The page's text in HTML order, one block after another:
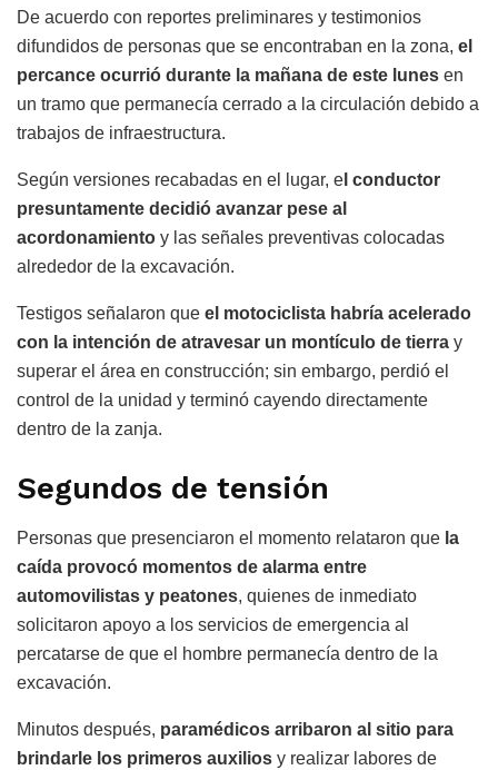
De acuerdo con reportes preliminares y testimonios
difundidos de personas que se encontraban en la zona, el
percance ocurrió durante la mañana de este lunes en
un tramo que permanecía cerrado a la circulación debido a
trabajos de infraestructura.
Según versiones recabadas en el lugar, e l conductor
presuntamente decidió avanzar pese al
acordonamiento y las señales preventivas colocadas
alrededor de la excavación.
Testigos señalaron que el motociclista habría acelerado
con la intención de atravesar un montículo de tierra y
superar el área en construcción; sin embargo, perdió el
control de la unidad y terminó cayendo directamente
dentro de la zanja.
Segundos de tensión
Personas que presenciaron el momento relataron que la
caída provocó momentos de alarma entre
automovilistas y peatones, quienes de inmediato
solicitaron apoyo a los servicios de emergencia al
percatarse de que el hombre permanecía dentro de la
excavación.
Minutos después, paramédicos arribaron al sitio para
brindarle los primeros auxilios y realizar labores de